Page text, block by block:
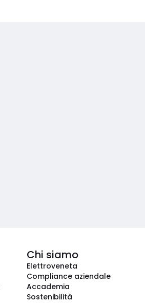
Chi siamo
Elettroveneta
Compliance aziendale
Accademia
Sostenibilità